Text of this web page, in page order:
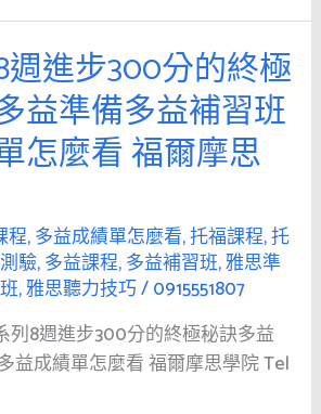
進步300分的終極
益準備多益補習班
怎麼看 福爾摩思
程,多益成績單怎麼看,托福課程,托
驗,多益課程,多益補習班,雅思準
,雅思聽力技巧/0915551807
列8週進步300分的終極秘訣多益
益成績單怎麼看 福爾摩思學院 Tel